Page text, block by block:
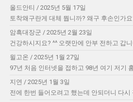
올드안티 / 2025년 5월 17일
토착왜구란게 대체 뭡니까? 왜구 후손인가요
암흑대장군 / 2025년 2월 23일
건강하시지요? ^^ 오랫만에 안부 전하고 갑
윌고온 / 2025년 1월 27일
97년 처음 인터넷을 접하고 98년 여기 저기
지연 / 2025년 1월 3일
전에 한번 들어오려고 했는데 안되더니 다시